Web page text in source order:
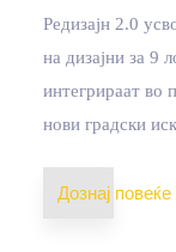
Редизајн 2.0
на дизајни за 9
интегрираат во
нови градски
Дознај повеќе